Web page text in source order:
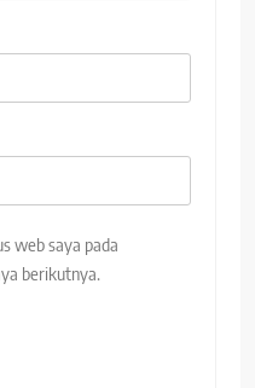
web saya pada
berikutnya.